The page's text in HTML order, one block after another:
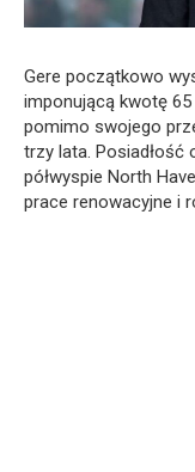
Gere początkowo
imponującą kwotę
pomimo swojego
trzy lata. Posiadłość
półwyspie North
prace renowacyjne i